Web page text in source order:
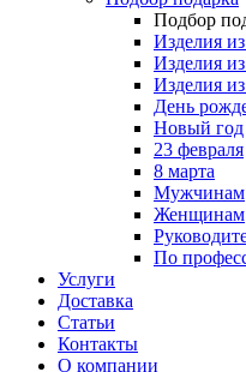
Подбор
Изделия
Изделия
Изделия
День
Новый год
23 февраля
8 марта
Мужчинам
Женщинам
По
Услуги
Доставка
Статьи
Контакты
О компании